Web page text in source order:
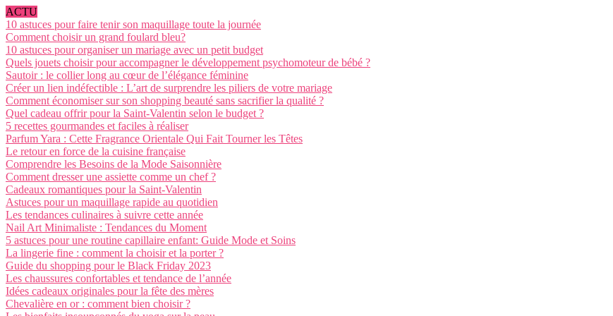
ACTU
10 astuces pour faire tenir son maquillage toute la journée
Comment choisir un grand foulard bleu?
10 astuces pour organiser un mariage avec un petit budget
Quels jouets choisir pour accompagner le développement psychomoteur de bébé ?
Sautoir : le collier long au cœur de l’élégance féminine
Créer un lien indéfectible : L’art de surprendre les piliers de votre mariage
Comment économiser sur son shopping beauté sans sacrifier la qualité ?
Quel cadeau offrir pour la Saint-Valentin selon le budget ?
5 recettes gourmandes et faciles à réaliser
Parfum Yara : Cette Fragrance Orientale Qui Fait Tourner les Têtes
Le retour en force de la cuisine française
Comprendre les Besoins de la Mode Saisonnière
Comment dresser une assiette comme un chef ?
Cadeaux romantiques pour la Saint-Valentin
Astuces pour un maquillage rapide au quotidien
Les tendances culinaires à suivre cette année
Nail Art Minimaliste : Tendances du Moment
5 astuces pour une routine capillaire enfant: Guide Mode et Soins
La lingerie fine : comment la choisir et la porter ?
Guide du shopping pour le Black Friday 2023
Les chaussures confortables et tendance de l’année
Idées cadeaux originales pour la fête des mères
Chevalière en or : comment bien choisir ?